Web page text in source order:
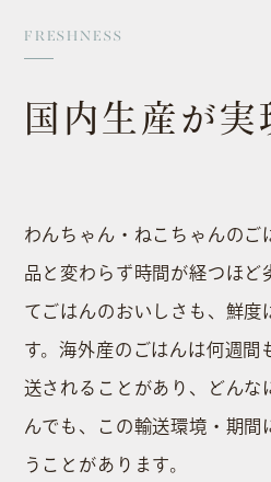
FRESHNESS
国内生産が実
わんちゃん・ねこちゃんのご
品と変わらず時間が経つほど
てごはんのおいしさも、鮮度
す。海外産のごはんは何週間
送されることがあり、どんな
んでも、この輸送環境・期間
うことがあります。